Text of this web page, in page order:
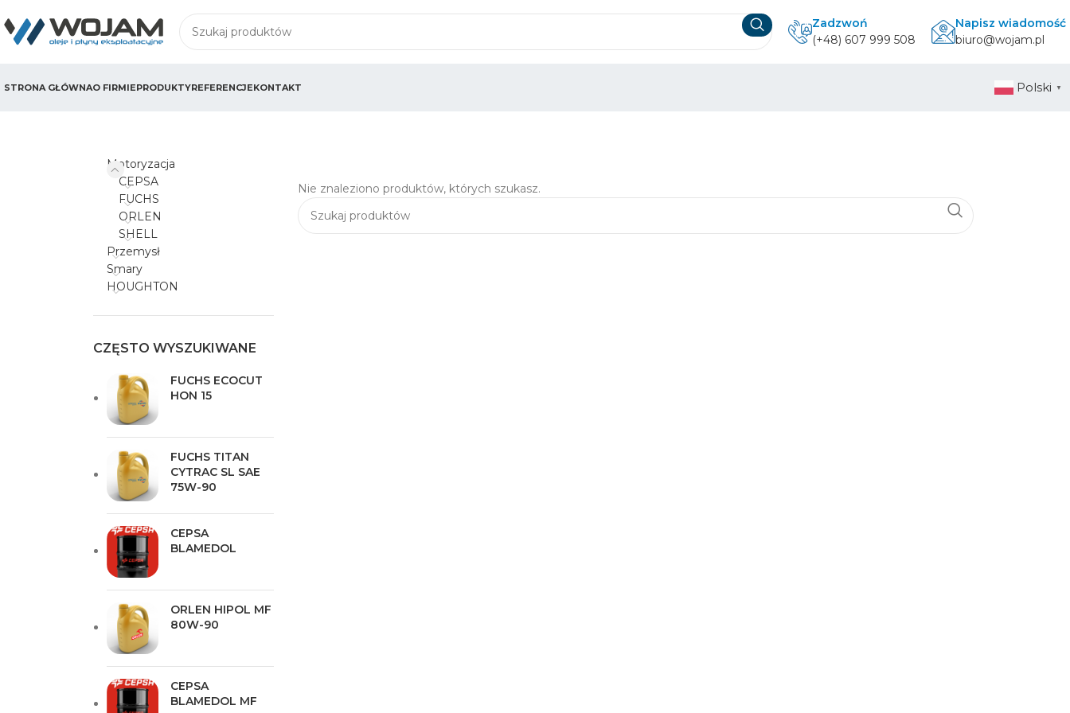
Zadzwoń
(+48) 607 999 508
Napisz wiadomość
biuro@wojam.pl
STRONA GŁÓWNAO FIRMIEPRODUKTYREFERENCJEKONTAKT Polski ▼
Motoryzacja
CEPSA
FUCHS
ORLEN
SHELL
Przemysł
Smary
HOUGHTON
CZĘSTO WYSZUKIWANE
FUCHS ECOCUT
HON 15
FUCHS TITAN
CYTRAC SL SAE
75W-90
CEPSA
BLAMEDOL
ORLEN HIPOL MF
80W-90​
CEPSA
BLAMEDOL MF
Nie znaleziono produktów, których szukasz.